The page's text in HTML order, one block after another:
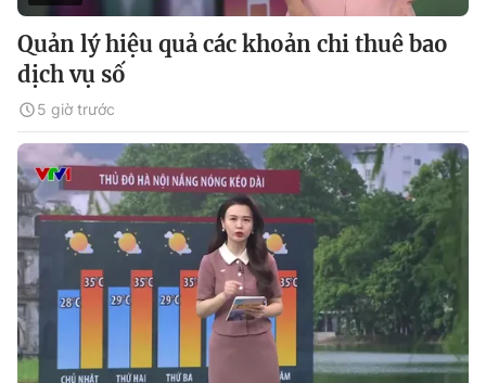
Quản lý hiệu quả các khoản chi thuê bao
dịch vụ số
5 giờ trước